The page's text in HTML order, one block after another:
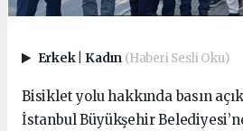
Erkek Kadın (Haberi Sesli Oku)
Bisiklet yolu hakkında basın
İstanbul Büyükşehir